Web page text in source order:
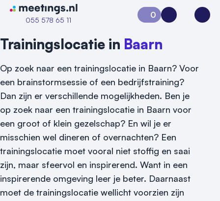
Naar home van Meetings
055 578 65 11
Vraag locatie aan
Locatiegids
Meld locatie aan
0
Aanvraag 0Inloggen
Trainingslocatie in Baarn
Op zoek naar een trainingslocatie in Baarn? Voor
een brainstormsessie of een bedrijfstraining?
Dan zijn er verschillende mogelijkheden. Ben je
op zoek naar een trainingslocatie in Baarn voor
een groot of klein gezelschap? En wil je er
misschien wel dineren of overnachten? Een
trainingslocatie moet vooral niet stoffig en saai
zijn, maar sfeervol en inspirerend. Want in een
inspirerende omgeving leer je beter. Daarnaast
moet de trainingslocatie wellicht voorzien zijn